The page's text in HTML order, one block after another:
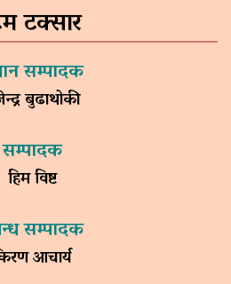
टक्सार
सम्पादक
बुढाथोकी
सम्पादक
हिम विष्ट
सम्पादक
आचार्य